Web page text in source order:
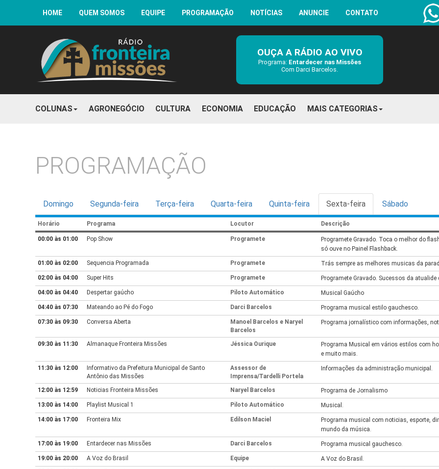
HOME QUEM SOMOS EQUIPE PROGRAMAÇÃO NOTÍCIAS ANUNCIE CONTATO
OUÇA A RÁDIO AO VIVO
Programa: Entardecer nas Missões
Com Darci Barcelos.
COLUNAS AGRONEGÓCIO CULTURA ECONOMIA EDUCAÇÃO MAIS CATEGORIAS
PROGRAMAÇÃO
Domingo Segunda-feira Terça-feira Quarta-feira Quinta-feira Sexta-feira Sábado
Horário Programa Locutor Descrição
00:00 às 01:00 Pop Show Programete
Programete Gravado. Toca o melhor do
só ouve no Painel Flashback.
01:00 às 02:00 Sequencia Programada Programete Trás sempre as melhores musicas da
02:00 às 04:00 Super Hits Programete Programete Gravado. Sucessos da
04:00 às 04:40 Despertar gaúcho Piloto Automático Musical Gaúcho
04:40 às 07:30 Mateando ao Pé do Fogo Darci Barcelos Programa musical estilo gauchesco.
07:30 às 09:30 Conversa Aberta
Manoel Barcelos e Naryel
Barcelos
Programa jornalístico com informações,
09:30 às 11:30 Almanaque Fronteira Missões Jéssica Ourique
Programa Musical em vários estilos com
e muito mais.
11:30 às 12:00
Informativo da Prefeitura Municipal de Santo
Antônio das Missões
Assessor de
Imprensa/Tardelli Portela
Informações da administração municipal.
12:00 às 12:59 Noticias Fronteira Missões Naryel Barcelos Programa de Jornalismo
13:00 às 14:00 Playlist Musical 1 Piloto Automático Musical.
14:00 às 17:00 Fronteira Mix Edilson Maciel
Programa musical com noticias, esporte,
mundo da música.
17:00 às 19:00 Entardecer nas Missões Darci Barcelos Programa musical gauchesco.
19:00 às 20:00 A Voz do Brasil Equipe A Voz do Brasil.